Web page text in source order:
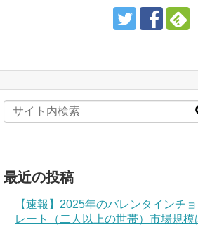
最近の投稿
【速報】2025年のバレンタインチョ
レート（二人以上の世帯）市場規模